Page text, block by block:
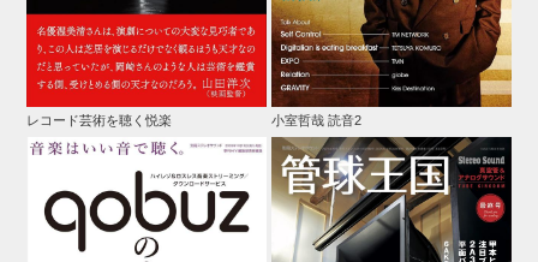
レコード芸術を聴く悦楽 小室哲哉 読音2